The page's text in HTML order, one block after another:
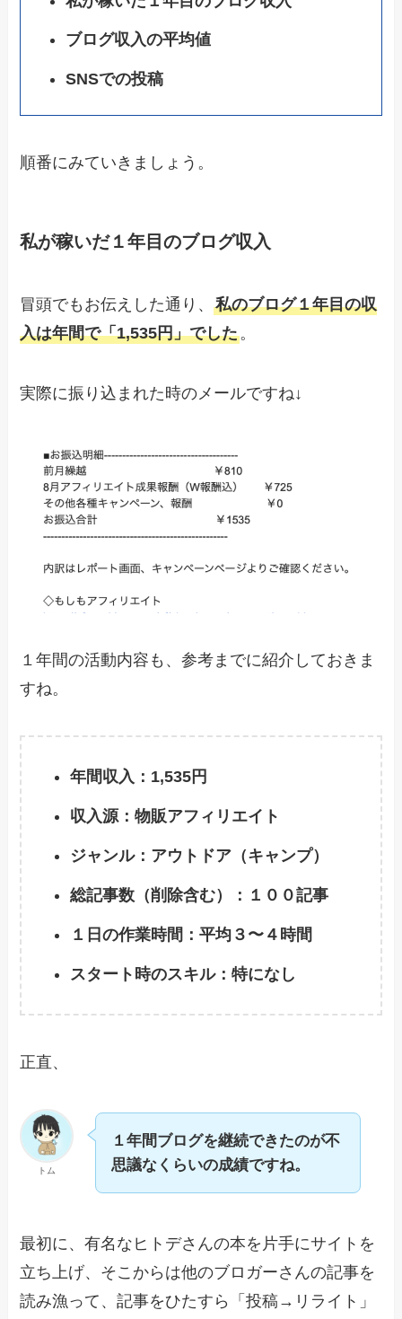
ブログ収入の平均値
SNSでの投稿
順番にみていきましょう。
私が稼いだ１年目のブログ収入
冒頭でもお伝えした通り、私のブログ１年目の収
入は年間で「1,535円」でした。
実際に振り込まれた時のメールですね↓
１年間の活動内容も、参考までに紹介しておきま
すね。
年間収入：1,535円
収入源：物販アフィリエイト
ジャンル：アウトドア（キャンプ）
総記事数（削除含む）：１００記事
１日の作業時間：平均３〜４時間
スタート時のスキル：特になし
正直、
トム
１年間ブログを継続できたのが不
思議なくらいの成績ですね。
最初に、有名なヒトデさんの本を片手にサイトを
立ち上げ、そこからは他のブロガーさんの記事を
読み漁って、記事をひたすら「投稿→リライト」